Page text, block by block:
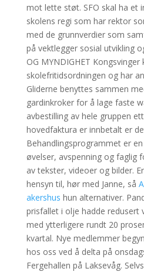
mot lette støt. SFO skal ha et
skolens regi som har rektor
med de grunnverdier som
på vektlegger sosial utvikling
OG MYNDIGHET
skolefritidsordningen og har
Gliderne benyttes sammen
gardinkroker for å lage faste
avbestilling av hele gruppen
hovedfaktura er innbetalt er
Behandlingsprogrammet er
øvelser, avspenning og faglig
av tekster, videoer og bilder.
hensyn til, hør med Janne, så
akershus hun alternativer.
prisfallet i olje hadde redusert
med ytterligere rundt 20
kvartal. Nye medlemmer
hos oss ved å delta på
Fergehallen på Laksevåg.